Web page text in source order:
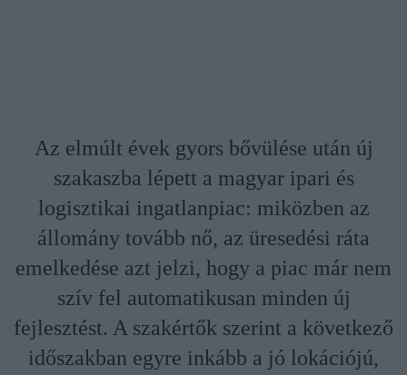
Az elmúlt évek gyors bővülése után új
szakaszba lépett a magyar ipari és
logisztikai ingatlanpiac: miközben az
állomány tovább nő, az üresedési ráta
emelkedése azt jelzi, hogy a piac már nem
szív fel automatikusan minden új
fejlesztést. A szakértők szerint a következő
időszakban egyre inkább a jó lokációjú,